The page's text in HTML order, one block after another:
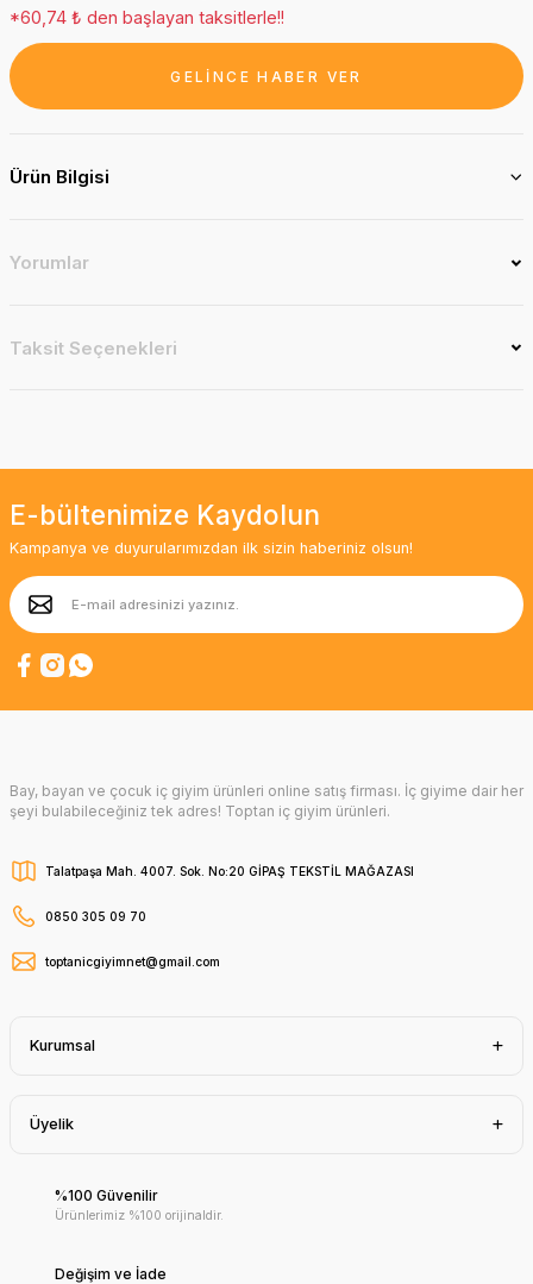
*60,74 ₺ den başlayan taksitlerle!!
GELİNCE HABER VER
Ürün Bilgisi
Yorumlar
Taksit Seçenekleri
E-bültenimize Kaydolun
Kampanya ve duyurularımızdan ilk sizin haberiniz olsun!
Bay, bayan ve çocuk iç giyim ürünleri online satış firması. İç giyime dair her
şeyi bulabileceğiniz tek adres! Toptan iç giyim ürünleri.
Talatpaşa Mah. 4007. Sok. No:20 GİPAŞ TEKSTİL MAĞAZASI
0850 305 09 70
toptanicgiyimnet@gmail.com
Kurumsal
Üyelik
%100 Güvenilir
Ürünlerimiz %100 orijinaldir.
Değişim ve İade